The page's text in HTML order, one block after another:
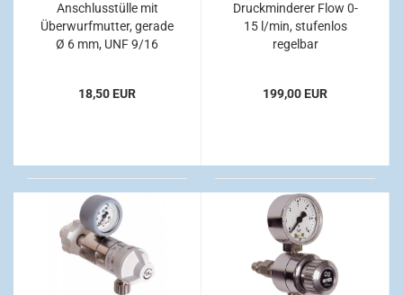
Anschlusstülle mit
Überwurfmutter, gerade
Ø 6 mm, UNF 9/16
18,50 EUR
Druckminderer Flow 0-
15 l/min, stufenlos
regelbar
199,00 EUR